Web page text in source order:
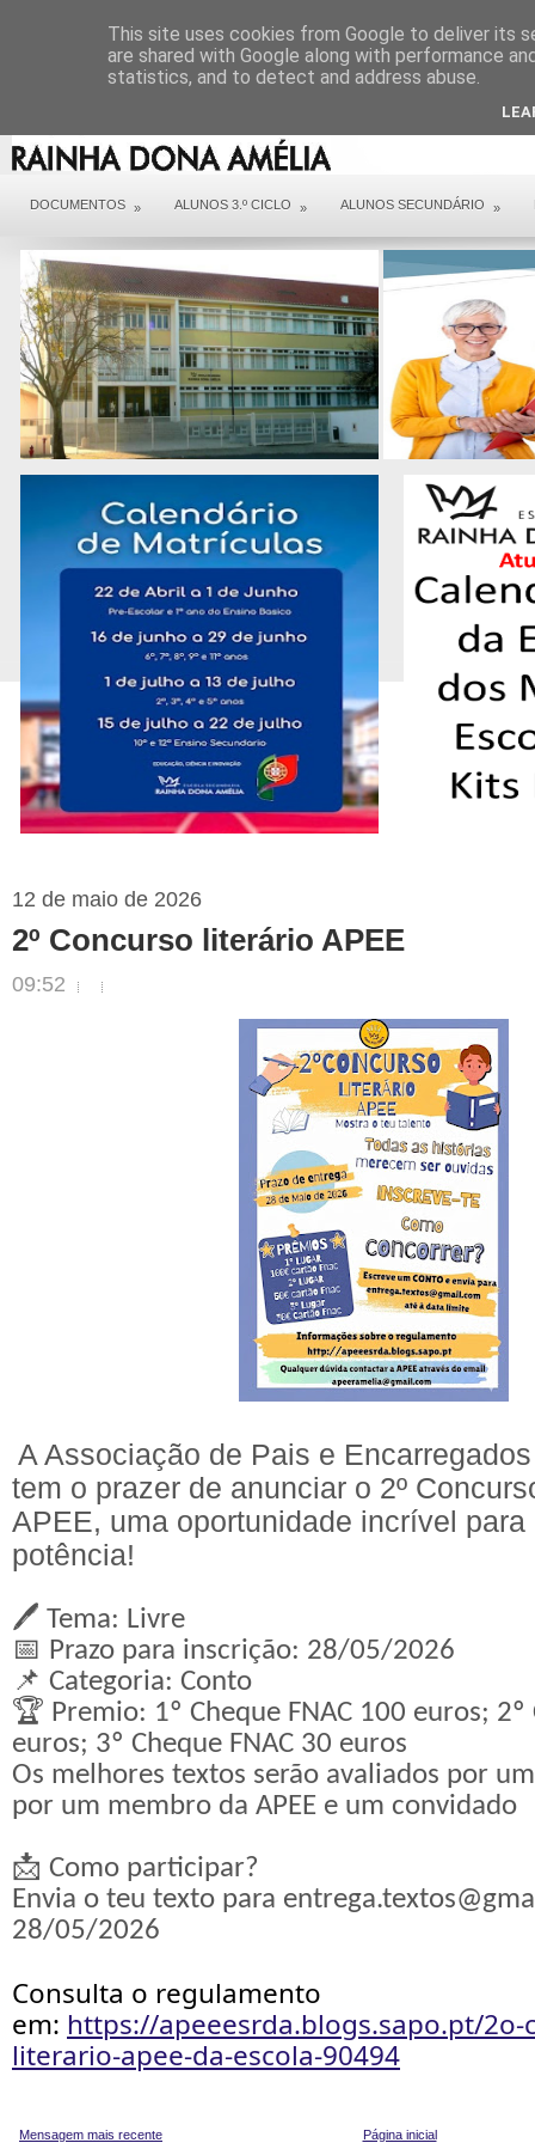
DOCUMENTOS » ALUNOS 3.º CICLO » ALUNOS SECUNDÁRIO »
12 de maio de 2026
2º Concurso literário APEE
09:52
A Associação de Pais e
tem o prazer de anunciar o 2º
APEE, uma oportunidade incrível
potência!
🖊️ Tema: Livre
📅 Prazo para inscrição: 28/05/2026
📌 Categoria: Conto
🏆 Premio: 1º Cheque FNAC 100 euros; 2º
euros; 3º Cheque FNAC 30 euros
Os melhores textos serão avaliados por
por um membro da APEE e um convidado
📩 Como participar?
Envia o teu texto para
28/05/2026
Consulta o regulamento
em: https://apeeesrda.blogs.sapo.pt/2o-
literario-apee-da-escola-90494
Mensagem mais recente Página inicial
This site uses cookies from Google to deliver its
are shared with Google along with performance
statistics, and to detect and address abuse.